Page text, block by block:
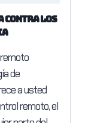
CONTRA LOS
de
a usted
remoto, el